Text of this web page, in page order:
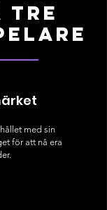
tre
med sin
för att nå era